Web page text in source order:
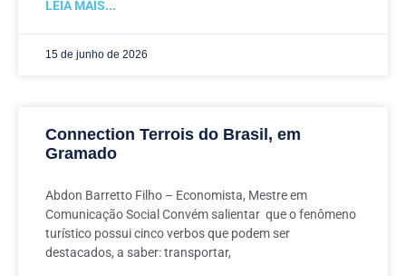
LEIA MAIS...
15 de junho de 2026
Connection Terrois do Brasil, em
Gramado
Abdon Barretto Filho – Economista, Mestre em
Comunicação Social Convém salientar que o fenômeno
turístico possui cinco verbos que podem ser
destacados, a saber: transportar,